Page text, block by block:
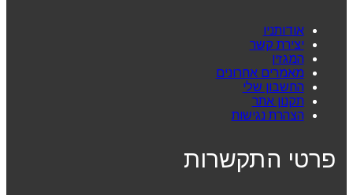
אודותניו
יצירת קשר
המגזין
מאמרים אחרונים
החשבון שלי
תקנון אתר
הצהרת נגישות
פרטי התקשרות